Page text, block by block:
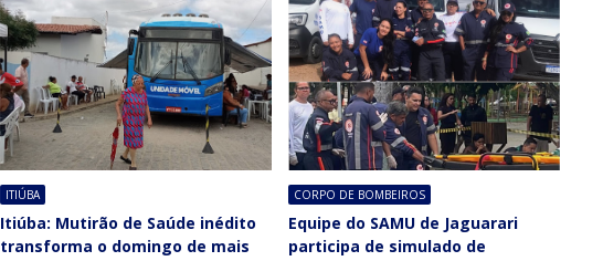
ITIÚBA
Itiúba: Mutirão de Saúde inédito
transforma o domingo de mais
CORPO DE BOMBEIROS
Equipe do SAMU de Jaguarari
participa de simulado de